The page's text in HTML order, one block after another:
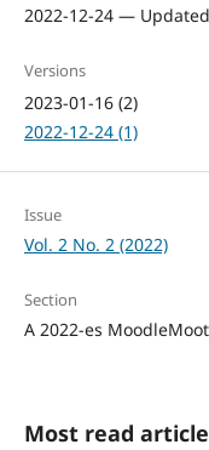
2022-12-24 —
Versions
2023-01-16 (2)
2022-12-24 (1)
Issue
Vol. 2 No. 2 (2022)
Section
A 2022-es
Most read